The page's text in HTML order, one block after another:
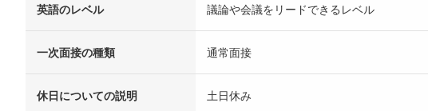
英語のレベル 議論や会議をリードできるレベル
一次面接の種類 通常面接
休日についての説明 土日休み